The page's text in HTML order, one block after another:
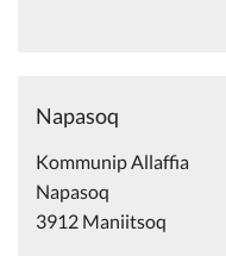
Napasoq
Kommunip Allaffia
Napasoq
3912 Maniitsoq